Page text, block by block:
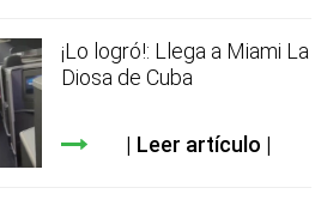
¡Lo logró!: Llega a Miami La
Diosa de Cuba
Leer artículo